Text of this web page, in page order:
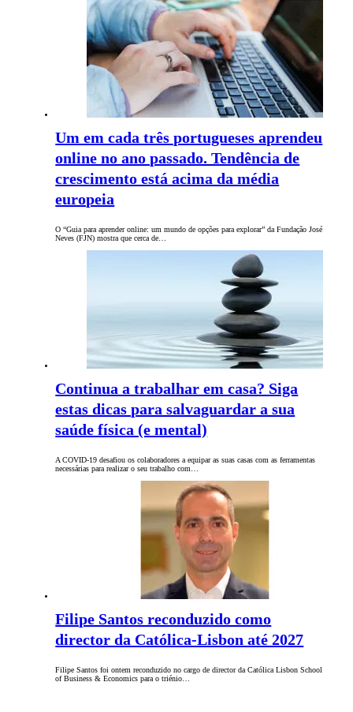
Um em cada três portugueses aprendeu
online no ano passado. Tendência de
crescimento está acima da média
europeia
O “Guia para aprender online: um mundo de opções para explorar” da Fundação José
Neves (FJN) mostra que cerca de…
Continua a trabalhar em casa? Siga
estas dicas para salvaguardar a sua
saúde física (e mental)
A COVID-19 desafiou os colaboradores a equipar as suas casas com as ferramentas
necessárias para realizar o seu trabalho com…
Filipe Santos reconduzido como
director da Católica-Lisbon até 2027
Filipe Santos foi ontem reconduzido no cargo de director da Católica Lisbon School
of Business & Economics para o triénio…